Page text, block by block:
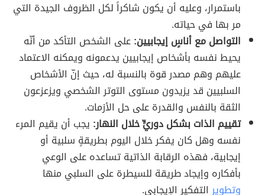
باستمرار، وعليه أن يكون شاكراً لكل الظروف الجيدة التي
مر بها في حياته.
التواصل مع أناسٍ إيجابيين:على الشخص التأكد من أنّه
يحيط نفسه بأشخاص إيجابيين يدعمونه ويمكنه الاعتماد
عليهم وهم مصدر قوة بالنسبة له، حيث إنّ الأشخاص
السلبيين قد يزيدون مستوى التوتر الشخصي ويزعزعون
الثقة بالنفس والقدرة على حل الأزمات.
تقييم الذات بشكل دوريٍّ خلال النهار: يجب أن يقيم المرء
نفسه وهل كان يفكر خلال اليوم بطريقةٍ سلبية أو
إيجابية، فهذه الرقابة الذاتية تساعده على الوعي
بأفكاره وإيجاد طريقة للسيطرة على السلبي منها
وتطويرالتفكير الإيجابي.